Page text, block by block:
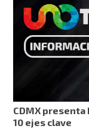
CDMX presenta
10 ejes clave